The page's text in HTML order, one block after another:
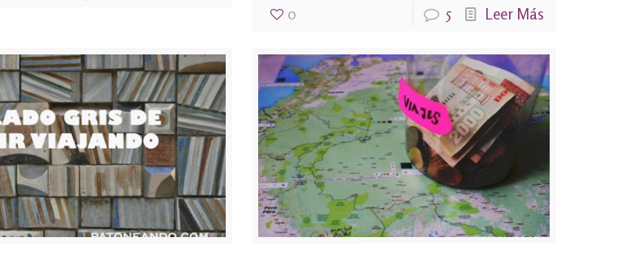
0 5 Leer Más